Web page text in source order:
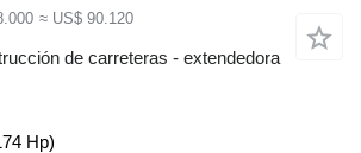
≈ US$ 90.120
de carreteras - extendedora
Hp)